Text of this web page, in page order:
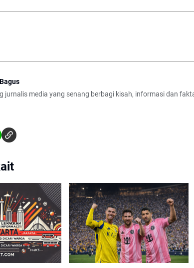
jurnalis media yang senang berbagi kisah, informasi dan